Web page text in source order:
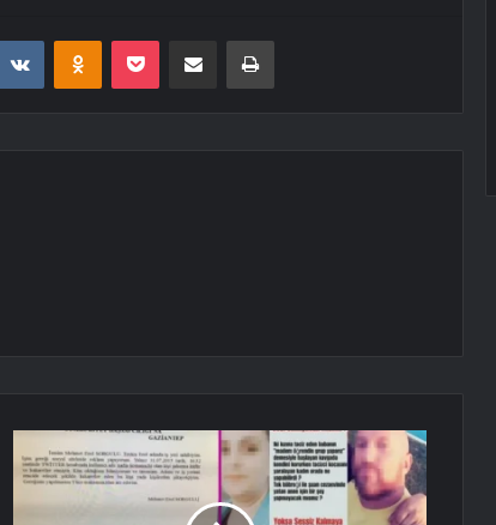
VKontakteOdnoklassniki
Pocket E-Posta ile paylaş Yazdır